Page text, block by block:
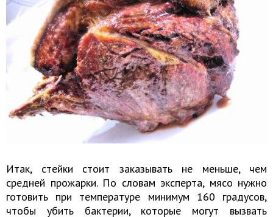
Итак, стейки стоит заказывать не меньше, чем
средней прожарки. По словам эксперта, мясо нужно
готовить при температуре минимум 160 градусов,
чтобы убить бактерии, которые могут вызвать